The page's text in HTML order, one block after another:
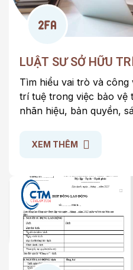
LUẬT SƯ SỞ HỮU
Tìm hiểu vai trò và
trí tuệ trong việc bảo vệ
nhãn hiệu, bản quyền,
chọn luật sư giỏi và
XEM THÊM